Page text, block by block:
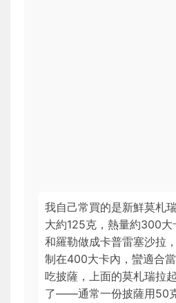
我自己常買的是新鮮莫札
大約125克，熱量約300
和羅勒做成卡普雷塞沙拉
制在400大卡內，蠻適合
吃披薩，上面的莫札瑞拉
了——通常一份披薩用50